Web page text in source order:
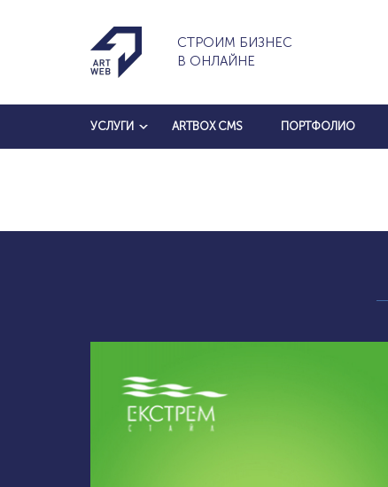
СТРОИМ БИЗНЕС
В ОНЛАЙНЕ
УСЛУГИ ARTBOX CMS ПОРТФОЛИО